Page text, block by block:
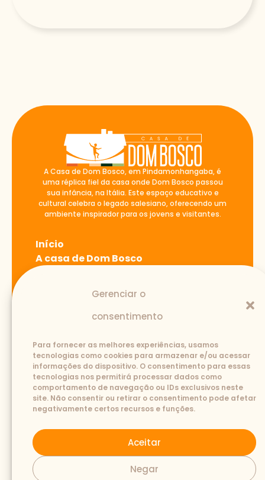
Gerenciar o
consentimento
Para fornecer as melhores experiências, usamos
tecnologias como cookies para armazenar e/ou acessar
informações do dispositivo. O consentimento para essas
tecnologias nos permitirá processar dados como
comportamento de navegação ou IDs exclusivos neste
site. Não consentir ou retirar o consentimento pode afetar
negativamente certos recursos e funções.
Aceitar
Negar
A Casa de Dom Bosco, em Pindamonhangaba, é
uma réplica fiel da casa onde Dom Bosco passou
sua infância, na Itália. Este espaço educativo e
cultural celebra o legado salesiano, oferecendo um
ambiente inspirador para os jovens e visitantes.
Início
A casa de Dom Bosco
Fale Conosco
Contato
(12) 3645-1110
3643-2239
casadedombosco@salesianos.com.br
Rua São João Bosco, 727-B. Santana -
12304-010 - Pindamonhangaba/SP